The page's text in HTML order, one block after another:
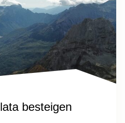
besteigen